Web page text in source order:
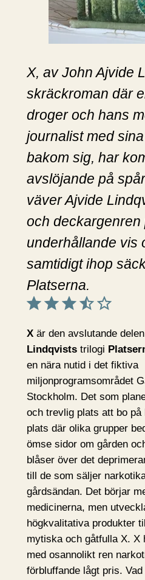
X, av John Ajvide
skräckroman där
droger och hans
journalist med
bakom sig, har
avslöjande på
väver Ajvide
och deckargenren
underhållande vis
samtidigt ihop
Platserna.
Xär den avslutande
Lindqviststrilogi
en nära nutid i det fiktiva
miljonprogramsområdet
Stockholm. Det som
och trevlig plats att bo
plats där olika grupper
ömse sidor om gården
blåser över det
till de som säljer
gårdsändan. Det börjar
medicinerna, men
högkvalitativa produkter
mytiska och gåtfulla X. X
med osannolikt ren
förbluffande lågt pris.